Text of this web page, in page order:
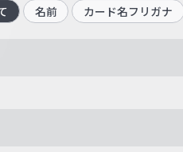
名前 カード名フリガナ